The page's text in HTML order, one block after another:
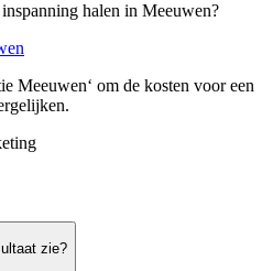
halen in Meeuwen?
Meeuwen‘ om de kosten voor een
zie?